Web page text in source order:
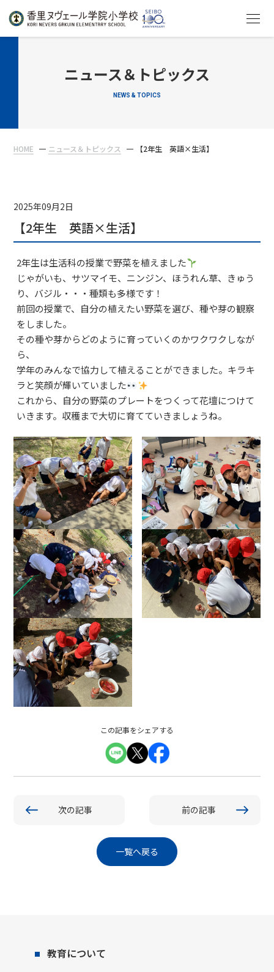
アクセス
よくあるご質問
資料請求・お問合せ
在校生・保護者の方へ
ニュース＆トピックス
NEWS & TOPICS
HOME ニュース＆トピックス 【2年生 英語×生活】
2025年09月2日
【2年生 英語×生活】
2年生は生活科の授業で野菜を植えました
じゃがいも、サツマイモ、ニンジン、ほうれん草、きゅう
り、バジル・・・種類も多様です！
前回の授業で、自分の植えたい野菜を選び、種や芽の観察
をしました。
その種や芽からどのように育っていくのかワクワクしなが
ら、
学年のみんなで協力して植えることができました。キラキ
ラと笑顔が輝いていました
これから、自分の野菜のプレートをつくって花壇につけて
いきます。収穫まで大切に育てていきましょうね。
この記事をシェアする
次の記事 前の記事
一覧へ戻る
教育について